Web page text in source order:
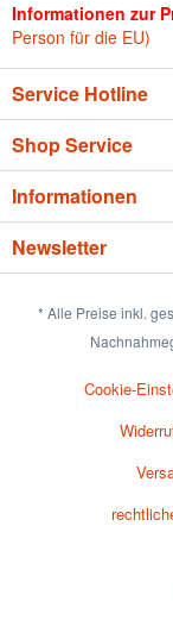
Informationen zur
Person für die EU)
Service Hotline
Shop Service
Informationen
Newsletter
* Alle Preise inkl.
Cookie-